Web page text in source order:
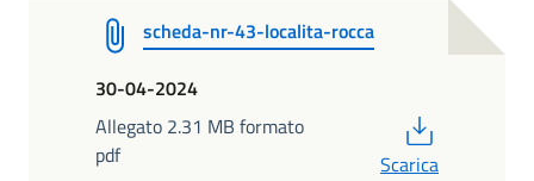
scheda-nr-43-localita-rocca
30-04-2024
Allegato 2.31 MB formato
pdf
Scarica